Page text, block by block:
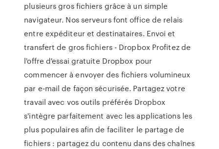
plusieurs gros fichiers grâce à un simple
navigateur. Nos serveurs font office de relais
entre expéditeur et destinataires. Envoi et
transfert de gros fichiers - Dropbox Profitez de
l'offre d'essai gratuite Dropbox pour
commencer à envoyer des fichiers volumineux
par e‑mail de façon sécurisée. Partagez votre
travail avec vos outils préférés Dropbox
s'intègre parfaitement avec les applications les
plus populaires afin de faciliter le partage de
fichiers : partagez du contenu dans des chaînes